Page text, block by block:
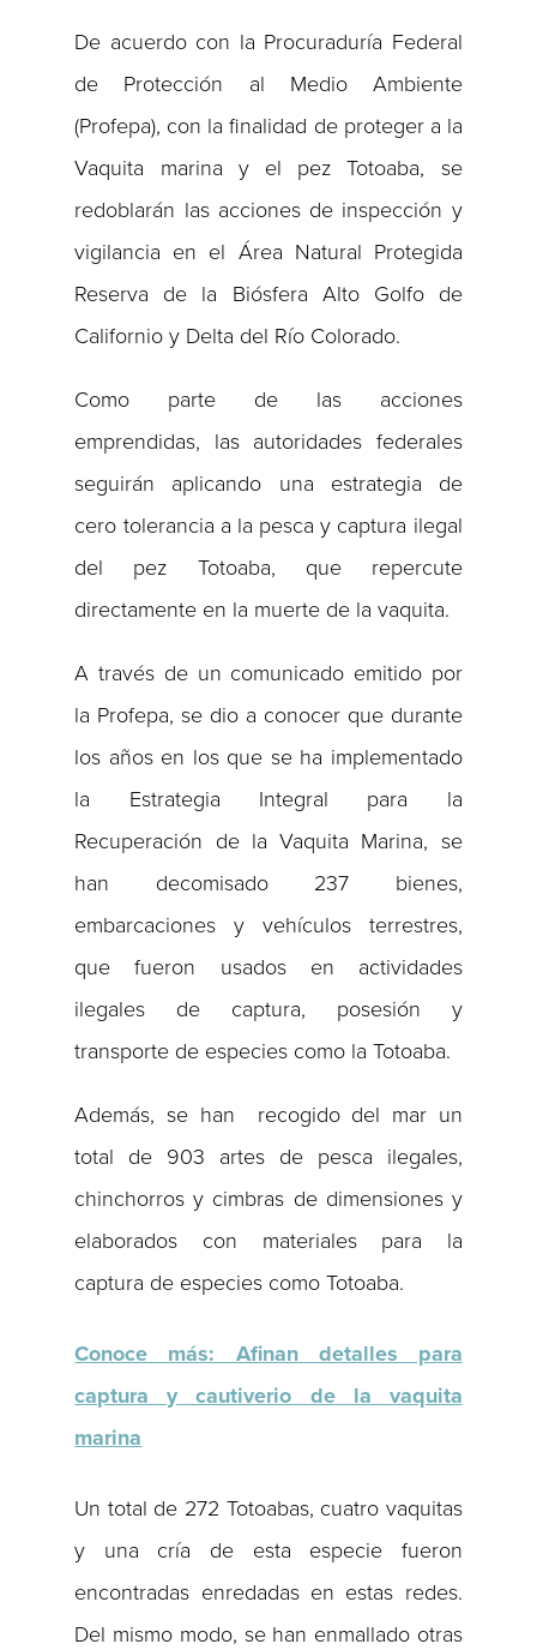
De acuerdo con la Procuraduría Federal
de Protección al Medio Ambiente
(Profepa), con la finalidad de proteger a la
Vaquita marina y el pez Totoaba, se
redoblarán las acciones de inspección y
vigilancia en el Área Natural Protegida
Reserva de la Biósfera Alto Golfo de
Californio y Delta del Río Colorado.
Como parte de las acciones
emprendidas, las autoridades federales
seguirán aplicando una estrategia de
cero tolerancia a la pesca y captura ilegal
del pez Totoaba, que repercute
directamente en la muerte de la vaquita.
A través de un comunicado emitido por
la Profepa, se dio a conocer que durante
los años en los que se ha implementado
la Estrategia Integral para la
Recuperación de la Vaquita Marina, se
han decomisado 237 bienes,
embarcaciones y vehículos terrestres,
que fueron usados en actividades
ilegales de captura, posesión y
transporte de especies como la Totoaba.
Además, se han recogido del mar un
total de 903 artes de pesca ilegales,
chinchorros y cimbras de dimensiones y
elaborados con materiales para la
captura de especies como Totoaba.
Conoce más: Afinan detalles para
captura y cautiverio de la vaquita
marina
Un total de 272 Totoabas, cuatro vaquitas
y una cría de esta especie fueron
encontradas enredadas en estas redes.
Del mismo modo, se han enmallado otras